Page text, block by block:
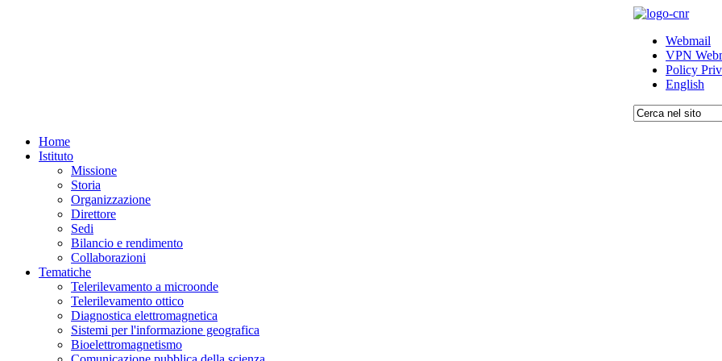
Webmail
VPN
Policy
English
Home
Istituto
Missione
Storia
Organizzazione
Direttore
Sedi
Bilancio e rendimento
Collaborazioni
Tematiche
Telerilevamento a microonde
Telerilevamento ottico
Diagnostica elettromagnetica
Sistemi per l'informazione geografica
Bioelettromagnetismo